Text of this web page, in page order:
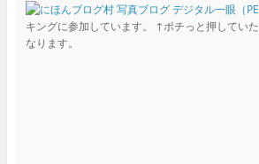
キングに参加しています。 ↑ポチっと押してい
なります。